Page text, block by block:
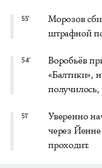
55'
Морозов
штрафной
54'
Воробьёв
«Балтики»,
51'
Уверенно
через
проходит.